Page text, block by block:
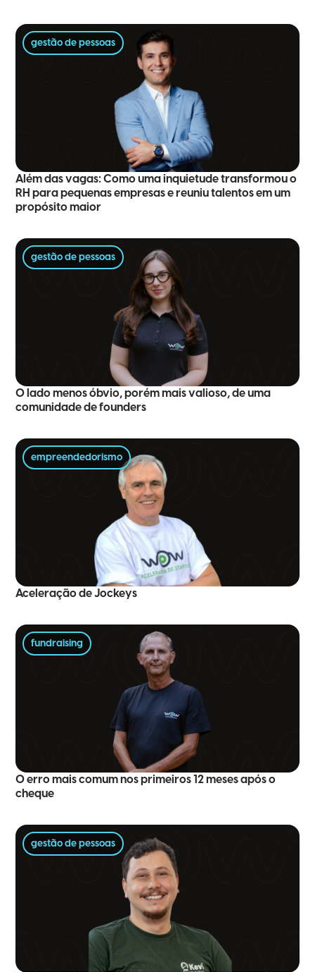
gestão de pessoas
Além das vagas: Como uma inquietude transformou o
RH para pequenas empresas e reuniu talentos em um
propósito maior
gestão de pessoas
O lado menos óbvio, porém mais valioso, de uma
comunidade de founders
empreendedorismo
Aceleração de Jockeys
fundraising
O erro mais comum nos primeiros 12 meses após o
cheque
gestão de pessoas